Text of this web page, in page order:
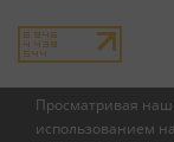
Просматривая наш
использованием